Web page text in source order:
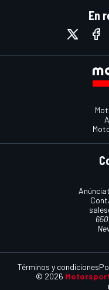
En
© 2026
Términos y condiciones